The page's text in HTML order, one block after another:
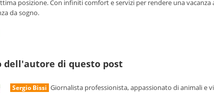
posizione. Con infiniti comfort e servizi per rendere una vacanza
da sogno.
dell'autore di questo post
Sergio Bissi Giornalista professionista, appassionato di animali e